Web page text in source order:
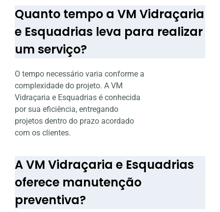
Quanto tempo a VM Vidraçaria
e Esquadrias leva para realizar
um serviço?
O tempo necessário varia conforme a
complexidade do projeto. A VM
Vidraçaria e Esquadrias é conhecida
por sua eficiência, entregando
projetos dentro do prazo acordado
com os clientes.
A VM Vidraçaria e Esquadrias
oferece manutenção
preventiva?